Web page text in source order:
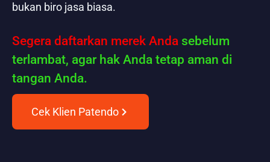
bukan biro jasa biasa.
Segera daftarkan merek Anda sebelum
terlambat, agar hak Anda tetap aman di
tangan Anda.
Cek Klien Patendo